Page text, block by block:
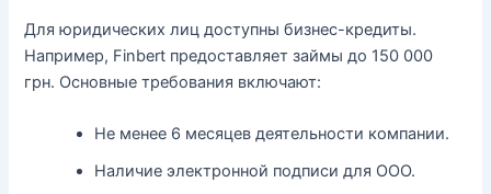
Для юридических лиц доступны бизнес-кредиты.
Например, Finbert предоставляет займы до 150 000
грн. Основные требования включают:
Не менее 6 месяцев деятельности компании.
Наличие электронной подписи для ООО.